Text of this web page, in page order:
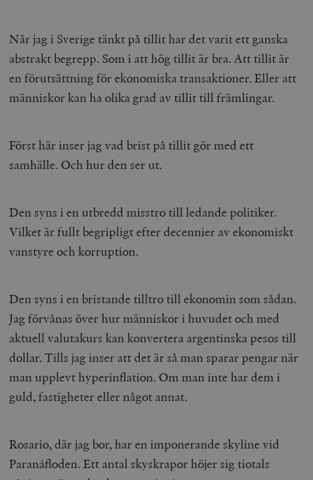
När jag i Sverige tänkt på tillit har det varit ett ganska
abstrakt begrepp. Som i att hög tillit är bra. Att tillit är
en förutsättning för ekonomiska transaktioner. Eller att
människor kan ha olika grad av tillit till främlingar.
Först här inser jag vad brist på tillit gör med ett
samhälle. Och hur den ser ut.
Den syns i en utbredd misstro till ledande politiker.
Vilket är fullt begripligt efter decennier av ekonomiskt
vanstyre och korruption.
Den syns i en bristande tilltro till ekonomin som sådan.
Jag förvånas över hur människor i huvudet och med
aktuell valutakurs kan konvertera argentinska pesos till
dollar. Tills jag inser att det är så man sparar pengar när
man upplevt hyperinflation. Om man inte har dem i
guld, fastigheter eller något annat.
Rosario, där jag bor, har en imponerande skyline vid
Paranáfloden. Ett antal skyskrapor höjer sig tiotals